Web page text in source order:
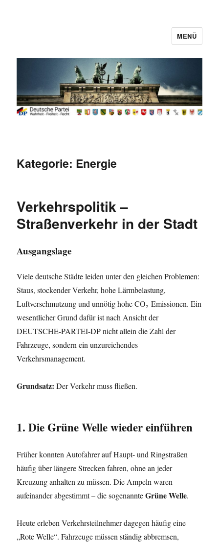
MENÜ
Kategorie: Energie
Verkehrspolitik –
Straßenverkehr in der Stadt
Ausgangslage
Viele deutsche Städte leiden unter den gleichen Problemen:
Staus, stockender Verkehr, hohe Lärmbelastung,
Luftverschmutzung und unnötig hohe CO₂-Emissionen. Ein
wesentlicher Grund dafür ist nach Ansicht der
DEUTSCHE-PARTEI-DP nicht allein die Zahl der
Fahrzeuge, sondern ein unzureichendes
Verkehrsmanagement.
Grundsatz: Der Verkehr muss fließen.
1. Die Grüne Welle wieder einführen
Früher konnten Autofahrer auf Haupt- und Ringstraßen
häufig über längere Strecken fahren, ohne an jeder
Kreuzung anhalten zu müssen. Die Ampeln waren
aufeinander abgestimmt – die sogenannteGrüne Welle.
Heute erleben Verkehrsteilnehmer dagegen häufig eine
„Rote Welle“. Fahrzeuge müssen ständig abbremsen,